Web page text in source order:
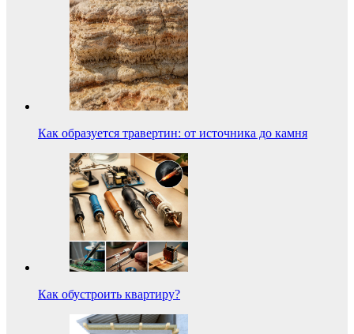
Как образуется травертин: от источника до камня
Как обустроить квартиру?